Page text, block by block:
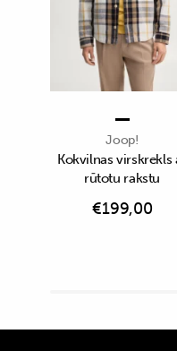
Joop!
Kokvilnas virskrekls
rūtotu rakstu
€199,00